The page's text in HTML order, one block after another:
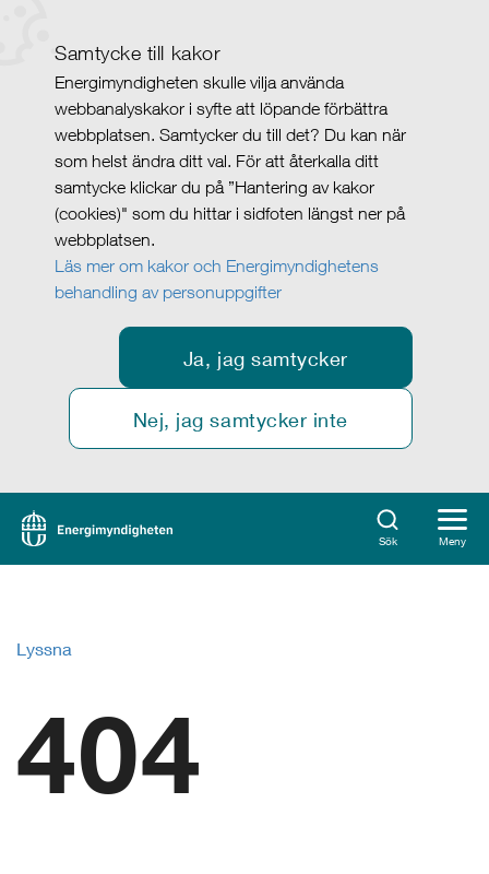
Samtycke till kakor
Energimyndigheten skulle vilja använda
webbanalyskakor i syfte att löpande förbättra
webbplatsen. Samtycker du till det? Du kan när
som helst ändra ditt val. För att återkalla ditt
samtycke klickar du på ”Hantering av kakor
(cookies)" som du hittar i sidfoten längst ner på
webbplatsen.
Läs mer om kakor och Energimyndighetens
behandling av personuppgifter
Ja, jag samtycker
Nej, jag samtycker inte
Sök Meny
Lyssna
404